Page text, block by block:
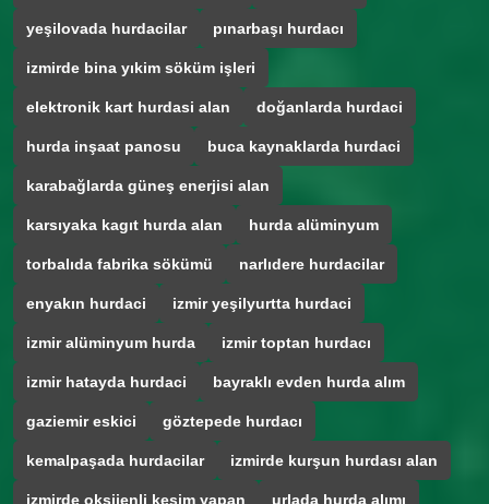
yeşilovada hurdacilar pınarbaşı hurdacı
izmirde bina yıkim söküm işleri
elektronik kart hurdasi alan doğanlarda hurdaci
hurda inşaat panosu buca kaynaklarda hurdaci
karabağlarda güneş enerjisi alan
karsıyaka kagıt hurda alan hurda alüminyum
torbalıda fabrika sökümü narlıdere hurdacilar
enyakın hurdaci izmir yeşilyurtta hurdaci
izmir alüminyum hurda izmir toptan hurdacı
izmir hatayda hurdaci bayraklı evden hurda alım
gaziemir eskici göztepede hurdacı
kemalpaşada hurdacilar izmirde kurşun hurdası alan
izmirde oksijenli kesim yapan urlada hurda alımı